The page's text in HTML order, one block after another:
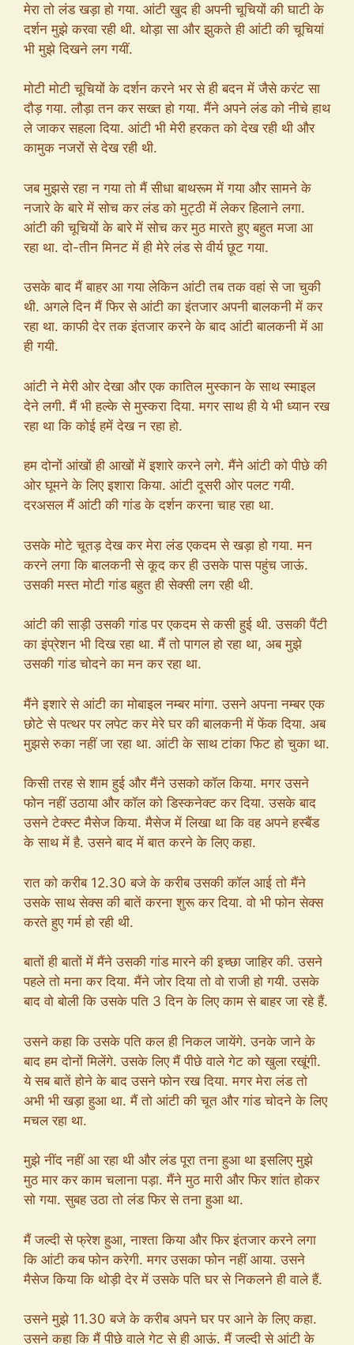
मेरा तो लंड खड़ा हो गया. आंटी खुद ही अपनी चूचियों की घाटी के
दर्शन मुझे करवा रही थी. थोड़ा सा और झुकते ही आंटी की चूचियां
भी मुझे दिखने लग गयीं.
मोटी मोटी चूचियों के दर्शन करने भर से ही बदन में जैसे करंट सा
दौड़ गया. लौड़ा तन कर सख्त हो गया. मैंने अपने लंड को नीचे हाथ
ले जाकर सहला दिया. आंटी भी मेरी हरकत को देख रही थी और
कामुक नजरों से देख रही थी.
जब मुझसे रहा न गया तो मैं सीधा बाथरूम में गया और सामने के
नजारे के बारे में सोच कर लंड को मुट्ठी में लेकर हिलाने लगा.
आंटी की चूचियों के बारे में सोच कर मुठ मारते हुए बहुत मजा आ
रहा था. दो-तीन मिनट में ही मेरे लंड से वीर्य छूट गया.
उसके बाद मैं बाहर आ गया लेकिन आंटी तब तक वहां से जा चुकी
थी. अगले दिन मैं फिर से आंटी का इंतजार अपनी बालकनी में कर
रहा था. काफी देर तक इंतजार करने के बाद आंटी बालकनी में आ
ही गयी.
आंटी ने मेरी ओर देखा और एक कातिल मुस्कान के साथ स्माइल
देने लगी. मैं भी हल्के से मुस्करा दिया. मगर साथ ही ये भी ध्यान रख
रहा था कि कोई हमें देख न रहा हो.
हम दोनों आंखों ही आखों में इशारे करने लगे. मैंने आंटी को पीछे की
ओर घूमने के लिए इशारा किया. आंटी दूसरी ओर पलट गयी.
दरअसल मैं आंटी की गांड के दर्शन करना चाह रहा था.
उसके मोटे चूतड़ देख कर मेरा लंड एकदम से खड़ा हो गया. मन
करने लगा कि बालकनी से कूद कर ही उसके पास पहुंच जाऊं.
उसकी मस्त मोटी गांड बहुत ही सेक्सी लग रही थी.
आंटी की साड़ी उसकी गांड पर एकदम से कसी हुई थी. उसकी पैंटी
का इंप्रेशन भी दिख रहा था. मैं तो पागल हो रहा था, अब मुझे
उसकी गांड चोदने का मन कर रहा था.
मैंने इशारे से आंटी का मोबाइल नम्बर मांगा. उसने अपना नम्बर एक
छोटे से पत्थर पर लपेट कर मेरे घर की बालकनी में फेंक दिया. अब
मुझसे रुका नहीं जा रहा था. आंटी के साथ टांका फिट हो चुका था.
किसी तरह से शाम हुई और मैंने उसको कॉल किया. मगर उसने
फोन नहीं उठाया और कॉल को डिस्कनेक्ट कर दिया. उसके बाद
उसने टेक्स्ट मैसेज किया. मैसेज में लिखा था कि वह अपने हस्बैंड
के साथ में है. उसने बाद में बात करने के लिए कहा.
रात को करीब 12.30 बजे के करीब उसकी कॉल आई तो मैंने
उसके साथ सेक्स की बातें करना शुरू कर दिया. वो भी फोन सेक्स
करते हुए गर्म हो रही थी.
बातों ही बातों में मैंने उसकी गांड मारने की इच्छा जाहिर की. उसने
पहले तो मना कर दिया. मैंने जोर दिया तो वो राजी हो गयी. उसके
बाद वो बोली कि उसके पति 3 दिन के लिए काम से बाहर जा रहे हैं.
उसने कहा कि उसके पति कल ही निकल जायेंगे. उनके जाने के
बाद हम दोनों मिलेंगे. उसके लिए मैं पीछे वाले गेट को खुला रखूंगी.
ये सब बातें होने के बाद उसने फोन रख दिया. मगर मेरा लंड तो
अभी भी खड़ा हुआ था. मैं तो आंटी की चूत और गांड चोदने के लिए
मचल रहा था.
मुझे नींद नहीं आ रहा थी और लंड पूरा तना हुआ था इसलिए मुझे
मुठ मार कर काम चलाना पड़ा. मैंने मुठ मारी और फिर शांत होकर
सो गया. सुबह उठा तो लंड फिर से तना हुआ था.
मैं जल्दी से फ्रेश हुआ, नाश्ता किया और फिर इंतजार करने लगा
कि आंटी कब फोन करेगी. मगर उसका फोन नहीं आया. उसने
मैसेज किया कि थोड़ी देर में उसके पति घर से निकलने ही वाले हैं.
उसने मुझे 11.30 बजे के करीब अपने घर पर आने के लिए कहा.
उसने कहा कि मैं पीछे वाले गेट से ही आऊं. मैं जल्दी से आंटी के